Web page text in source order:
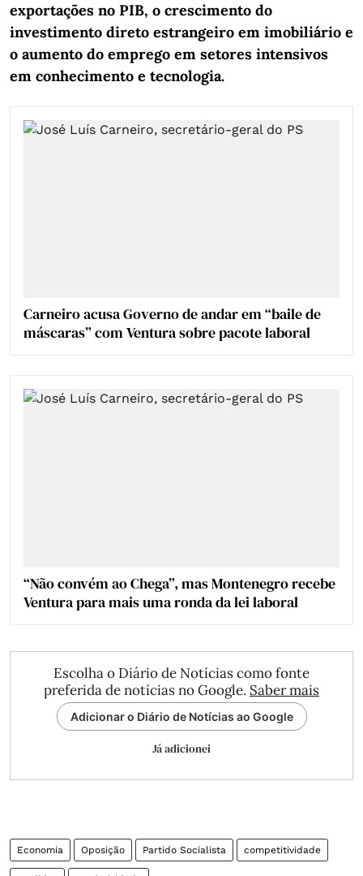
exportações no PIB, o crescimento do
investimento direto estrangeiro em imobiliário e
o aumento do emprego em setores intensivos
em conhecimento e tecnologia.
Carneiro acusa Governo de andar em “baile de
máscaras” com Ventura sobre pacote laboral
“Não convém ao Chega”, mas Montenegro recebe
Ventura para mais uma ronda da lei laboral
Escolha o Diário de Notícias como fonte
preferida de notícias no Google. Saber mais
Adicionar o Diário de Notícias ao Google
Já adicionei
Economia Oposição Partido Socialista competitividade